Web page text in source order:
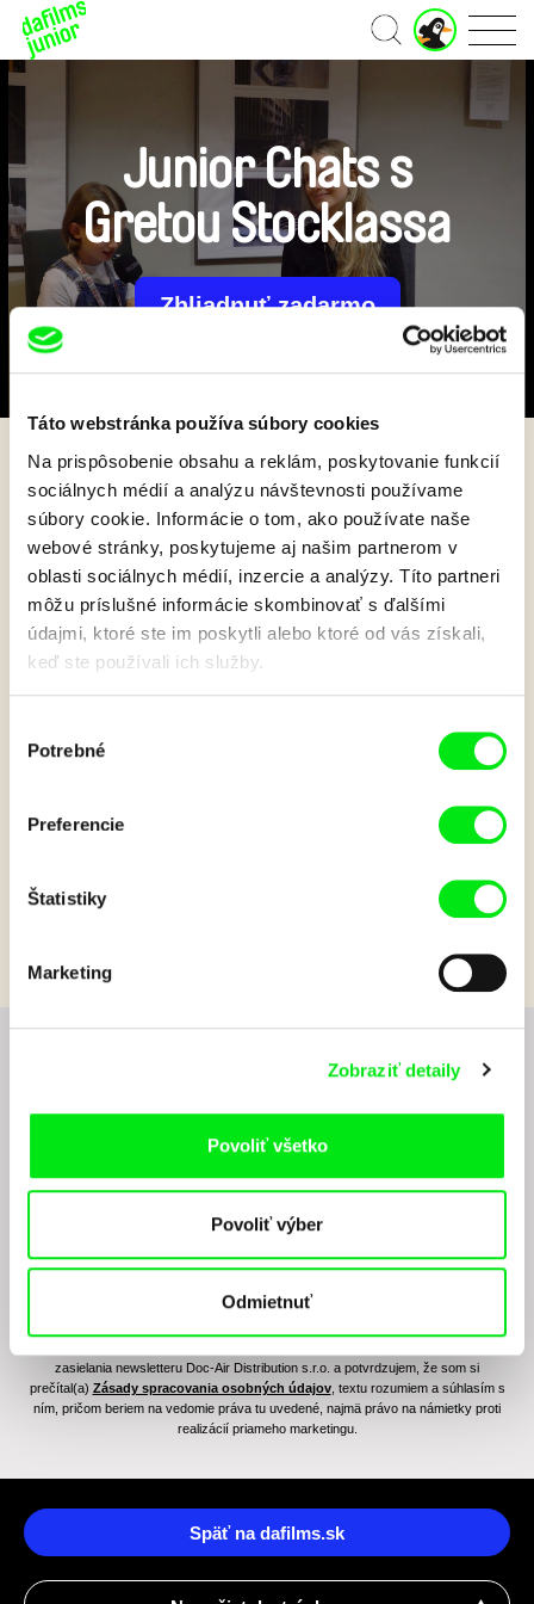
Táto webstránka používa súbory cookies
Na prispôsobenie obsahu a reklám, poskytovanie funkcií
sociálnych médií a analýzu návštevnosti používame
súbory cookie. Informácie o tom, ako používate naše
webové stránky, poskytujeme aj našim partnerom v
oblasti sociálnych médií, inzercie a analýzy. Títo partneri
môžu príslušné informácie skombinovať s ďalšími
údajmi, ktoré ste im poskytli alebo ktoré od vás získali,
keď ste používali ich služby.
súhlasu
Potrebné
Preferencie
Štatistiky
Marketing
Zobraziť detaily
Povoliť všetko
Povoliť výber
Odmietnuť
Domov
J
u
e
t
Junior Chats s
Gretou Stocklassa
Zhliadnuť zadarmo
Späť
Junior Chats s Gretou
Stocklassa
Medzinárodnom festivale dokumentárnych filmov Ji.hlava
predstavila svoj film BLIX NOT BOMBS. Aký je jej obľúbený
zvedavý!
Chcete byť pravidelne informovaní o novinkách v
zasielania newsletteru Doc-Air Distribution s.r.o. a potvrdzujem, že som si
prečítal(a) Zásady spracovania osobných údajov, textu rozumiem a súhlasím s
ním, pričom beriem na vedomie práva tu uvedené, najmä právo na námietky proti
realizácií priameho marketingu.
Späť na dafilms.sk